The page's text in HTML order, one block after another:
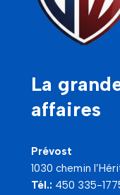
La
affaires
Prévost
1030 chemin
Tél.: 450 335-